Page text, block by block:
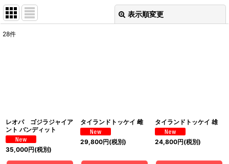
表示順変更
28件
レオパ ゴジラジャイア
ント バンディット
35,000円(税別)
タイランドトッケイ 雌
29,800円(税別)
タイランドトッケイ 雄
24,800円(税別)